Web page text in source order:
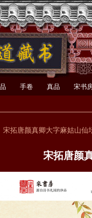
手卷 真品 宋书
宋拓唐颜真卿大字麻姑山仙
宋拓唐颜